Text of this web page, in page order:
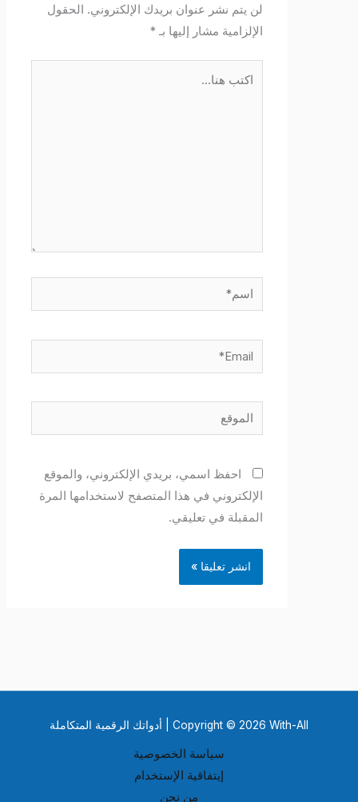
لن يتم نشر عنوان بريدك الإلكتروني. الحقول
الإلزامية مشار إليها بـ*
احفظ اسمي، بريدي الإلكتروني، والموقع
الإلكتروني في هذا المتصفح لاستخدامها المرة
المقبلة في تعليقي.
Copyright © 2026 With-All | أدواتك الرقمية المتكاملة
سياسة الخصوصية
إيتفاقية الإستخدام
من نحن